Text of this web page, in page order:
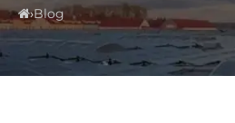
›Blog